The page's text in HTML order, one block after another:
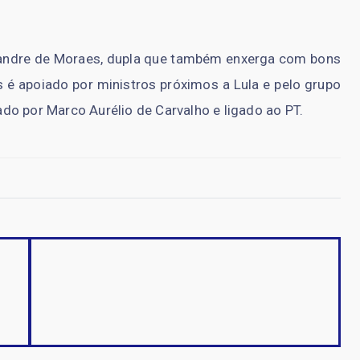
de Moraes, dupla que também enxerga com bons
apoiado por ministros próximos a Lula e pelo grupo
por Marco Aurélio de Carvalho e ligado ao PT.